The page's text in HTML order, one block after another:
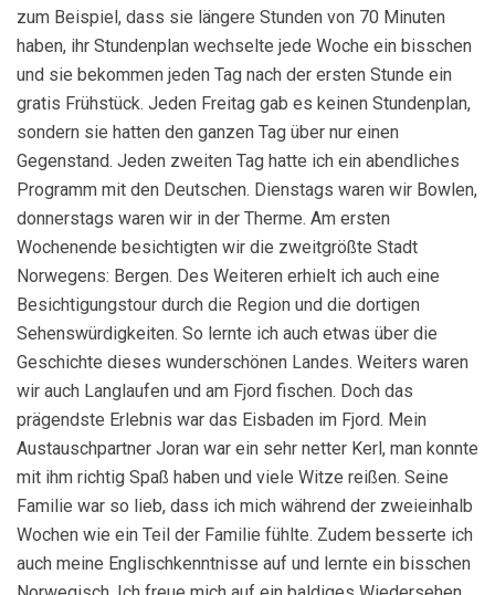
zum Beispiel, dass sie längere Stunden von 70 Minuten
haben, ihr Stundenplan wechselte jede Woche ein bisschen
und sie bekommen jeden Tag nach der ersten Stunde ein
gratis Frühstück. Jeden Freitag gab es keinen Stundenplan,
sondern sie hatten den ganzen Tag über nur einen
Gegenstand. Jeden zweiten Tag hatte ich ein abendliches
Programm mit den Deutschen. Dienstags waren wir Bowlen,
donnerstags waren wir in der Therme. Am ersten
Wochenende besichtigten wir die zweitgrößte Stadt
Norwegens: Bergen. Des Weiteren erhielt ich auch eine
Besichtigungstour durch die Region und die dortigen
Sehenswürdigkeiten. So lernte ich auch etwas über die
Geschichte dieses wunderschönen Landes. Weiters waren
wir auch Langlaufen und am Fjord fischen. Doch das
prägendste Erlebnis war das Eisbaden im Fjord. Mein
Austauschpartner Joran war ein sehr netter Kerl, man konnte
mit ihm richtig Spaß haben und viele Witze reißen. Seine
Familie war so lieb, dass ich mich während der zweieinhalb
Wochen wie ein Teil der Familie fühlte. Zudem besserte ich
auch meine Englischkenntnisse auf und lernte ein bisschen